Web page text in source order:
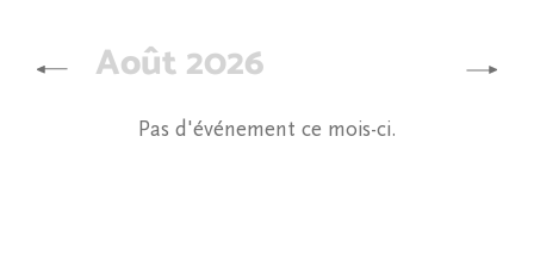
Août 2026
Pas d'événement ce mois-ci.